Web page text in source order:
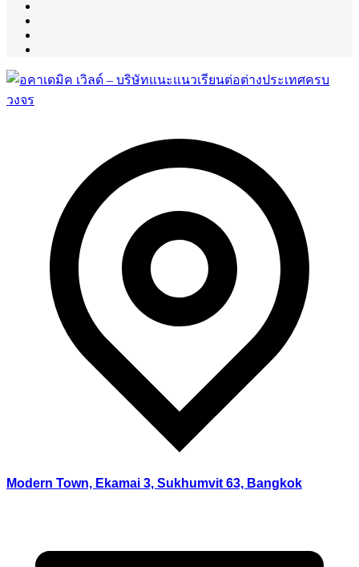
Modern Town, Ekamai 3, Sukhumvit 63, Bangkok